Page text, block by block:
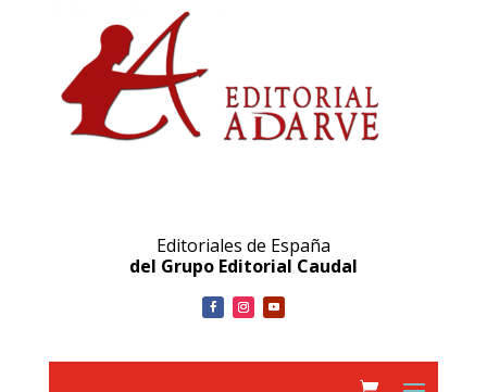
Editoriales de España
del Grupo Editorial Caudal